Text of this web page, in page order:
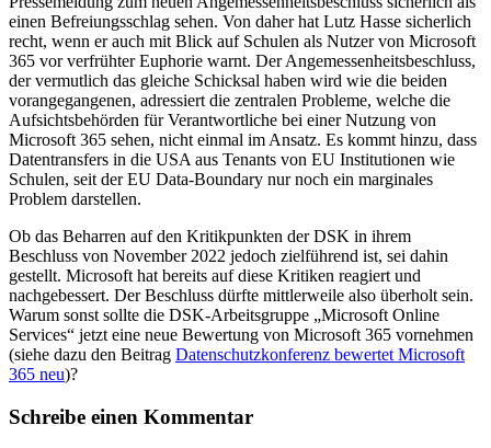
einen Befreiungsschlag sehen. Von daher hat Lutz Hasse sicherlich
recht, wenn er auch mit Blick auf Schulen als Nutzer von Microsoft
365 vor verfrühter Euphorie warnt. Der Angemessenheitsbeschluss,
der vermutlich das gleiche Schicksal haben wird wie die beiden
vorangegangenen, adressiert die zentralen Probleme, welche die
Aufsichtsbehörden für Verantwortliche bei einer Nutzung von
Microsoft 365 sehen, nicht einmal im Ansatz. Es kommt hinzu, dass
Datentransfers in die USA aus Tenants von EU Institutionen wie
Schulen, seit der EU Data-Boundary nur noch ein marginales
Problem darstellen.
Ob das Beharren auf den Kritikpunkten der DSK in ihrem
Beschluss von November 2022 jedoch zielführend ist, sei dahin
gestellt. Microsoft hat bereits auf diese Kritiken reagiert und
nachgebessert. Der Beschluss dürfte mittlerweile also überholt sein.
Warum sonst sollte die DSK-Arbeitsgruppe „Microsoft Online
Services“ jetzt eine neue Bewertung von Microsoft 365 vornehmen
(siehe dazu den Beitrag Datenschutzkonferenz bewertet Microsoft
365 neu)?
Schreibe einen Kommentar